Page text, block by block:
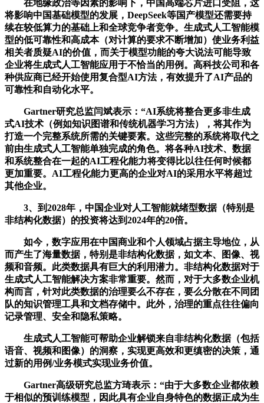
在地缘政治等因素的影响下，中国高端芯片进口受阻，这
将影响中国基础模型的发展，DeepSeek等国产模型还需要持
续在较低算力的基础上和全球竞争者竞争。生成式人工智能模
型的低可靠性和高成本（对计算的要求不断增加）使业务利益
相关者质疑AI的价值，而关于模型功能的夸大说法可能导致
企业将生成式人工智能应用于不恰当的用例。高科技公司和各
种供应商已经开始使用复合型AI方法，有效提升了AI产品的
可靠性和自动化水平。
Gartner研究总监闫斌表示：“AI系统将整合更多非生成
式AI技术（例如知识图谱和传统机器学习方法），将其作为
打造一个完整系统所需的关键要素。这些完整的系统将取代之
前由生成式人工智能单独完成的角色。将各种AI技术、数据
和系统整合在一起的AI工程化能力将变得比以往任何时候都
更加重要。AI工程化能力更高的企业对AI的采用水平将超过
其他企业。
3、到2028年，中国企业对人工智能就绪型数据（特别是
非结构化数据）的投资将达到2024年的20倍。
如今，数字应用在中国商业和个人领域占据主导地位，从
而产生了海量数据，特别是非结构化数据，如文本、图像、视
频和音频。此类数据具有巨大的利用潜力。非结构化数据对于
生成式人工智能解决方案非常重要。然而，对于大多数企业机
构而言，针对此类数据的治理要么不存在，要么分散在不同团
队的知识管理工具和文档存储中。此外，治理的重点往往偏向
记录管理、安全和隐私策略。
生成式人工智能可帮助企业解锁来自非结构化数据（包括
语音、视频和图像）的洞察，实现更高效和更缜密的决策，通
过新的用例/业务模式实现业务价值。
Gartner高级研究总监方琦表示：“由于大多数企业都依赖
于相似的预训练模型，因此具有企业自身特色的数据正成为生